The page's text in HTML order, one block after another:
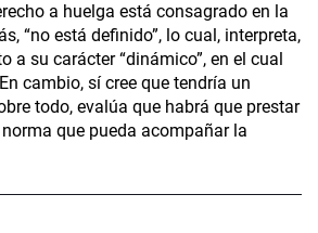
a huelga está consagrado en la
“no está definido”, lo cual, interpreta,
a su carácter “dinámico”, en el cual
cambio, sí cree que tendría un
todo, evalúa que habrá que prestar
que pueda acompañar la